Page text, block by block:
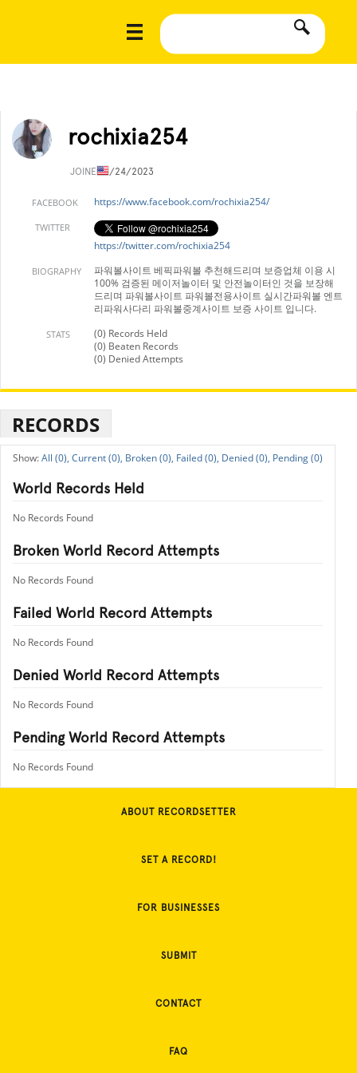
rochixia254
JOINED1/24/2023
FACEBOOK https://www.facebook.com/rochixia254/
TWITTER
https://twitter.com/rochixia254
BIOGRAPHY
파워볼사이트 베픽파워볼 추천해드리며 보증업체 이용 시
100% 검증된 메이저놀이터 및 안전놀이터인 것을 보장해
드리며 파워볼사이트 파워볼전용사이트 실시간파워볼 엔트
리파워사다리 파워볼중계사이트 보증 사이트 입니다.
STATS
(0) Records Held
(0) Beaten Records
(0) Denied Attempts
RECORDS
All (0), Current (0), Broken (0), Failed (0), Denied (0), Pending (0)
World Records Held
No Records Found
Broken World Record Attempts
No Records Found
Failed World Record Attempts
No Records Found
Denied World Record Attempts
No Records Found
Pending World Record Attempts
No Records Found
ABOUT RECORDSETTER
SET A RECORD!
FOR BUSINESSES
SUBMIT
CONTACT
FAQ